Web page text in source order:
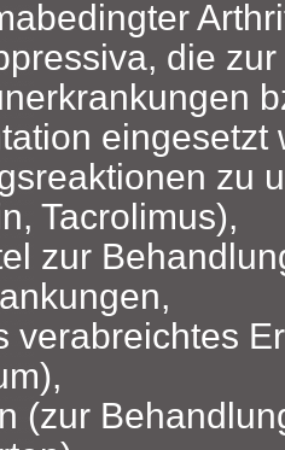
die
eingesetzt
zu
Tacrolimus),
zur
verabreichtes
(zur